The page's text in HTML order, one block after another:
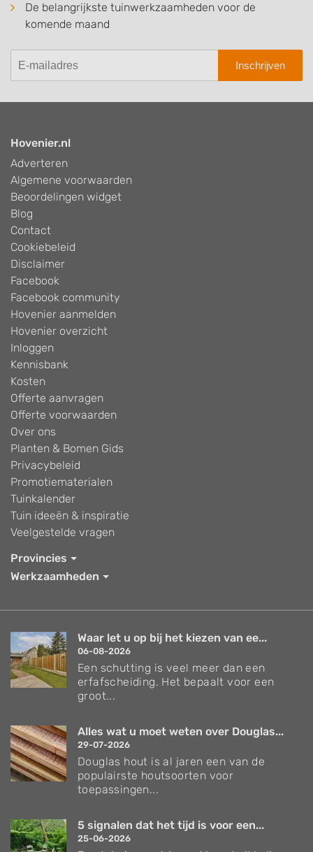
De belangrijkste tuinwerkzaamheden voor de
komende maand
Inschrijven
Hovenier.nl
Adverteren
Algemene voorwaarden
Beoordelingen widget
Blog
Contact
Cookiebeleid
Disclaimer
Facebook
Facebook community
Hovenier aanmelden
Hovenier overzicht
Inloggen
Kennisbank
Kosten
Offerte aanvragen
Offerte voorwaarden
Over ons
Planten & Bomen Gids
Privacybeleid
Promotiematerialen
Tuinkalender
Tuin ideeën & inspiratie
Veelgestelde vragen
Provincies
Werkzaamheden
Waar let u op bij het kiezen van ee...
06-08-2026
Een schutting is veel meer dan een
erfafscheiding. Het bepaalt voor een
groot...
Alles wat u moet weten over Douglas...
29-07-2026
Douglas hout is al jaren een van de
populairste houtsoorten voor
toepassingen...
5 signalen dat het tijd is voor een...
25-06-2026